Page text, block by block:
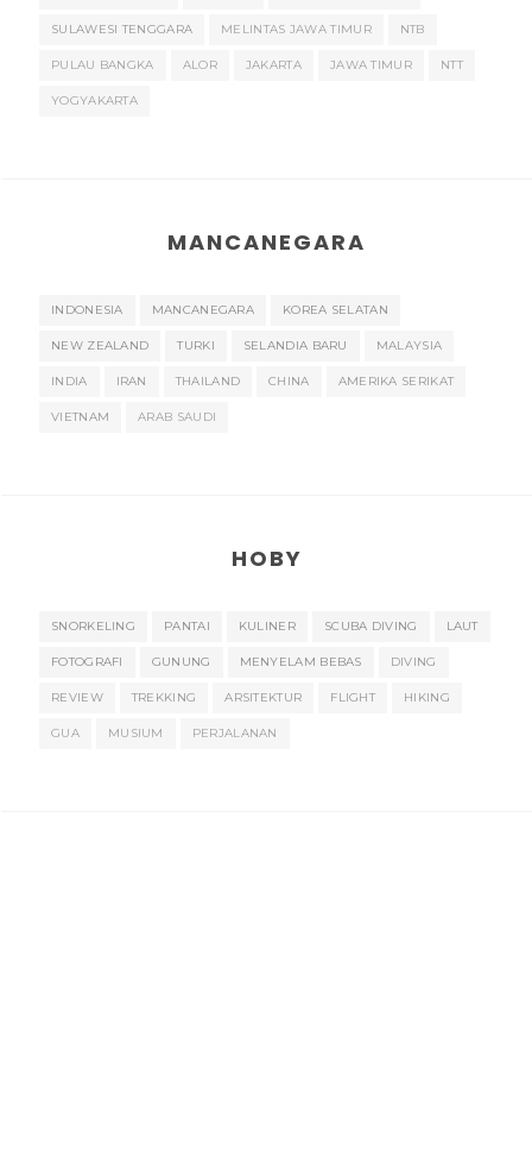
SULAWESI TENGGARA MELINTAS JAWA TIMUR NTB
PULAU BANGKA ALOR JAKARTA JAWA TIMUR NTT
YOGYAKARTA
MANCANEGARA
INDONESIA MANCANEGARA KOREA SELATAN
NEW ZEALAND TURKI SELANDIA BARU MALAYSIA
INDIA IRAN THAILAND CHINA AMERIKA SERIKAT
VIETNAM ARAB SAUDI
HOBY
SNORKELING PANTAI KULINER SCUBA DIVING LAUT
FOTOGRAFI GUNUNG MENYELAM BEBAS DIVING
REVIEW TREKKING ARSITEKTUR FLIGHT HIKING
GUA MUSIUM PERJALANAN